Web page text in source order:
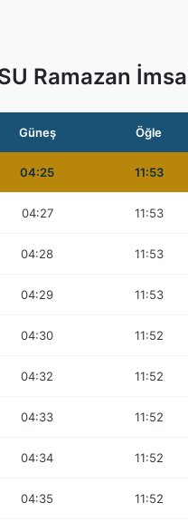
Ramazan
Güneş Öğle
04:25 11:53
04:27 11:53
04:28 11:53
04:29 11:53
04:30 11:52
04:32 11:52
04:33 11:52
04:34 11:52
04:35 11:52